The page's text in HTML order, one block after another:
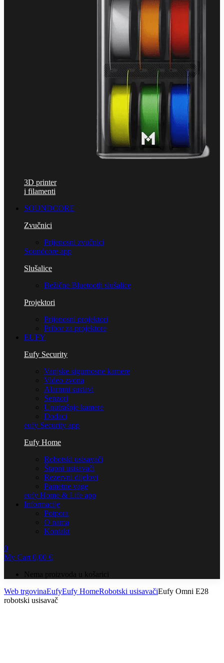
3D printer
i filamenti
SOUNDCORE
Zvučnici
Prijenosni zvučnici
Soundcore app
Slušalice
Bežične Bluetooth slušalice
Projektori
Prijenosni projektori
Pribor za projektore
EUFY
Eufy Security
Vanjske sigurnosne kamere
Video zvona
Alarmni sustavi
Senzori
Unutrašnje kamere
Dodaci
eufy Security app
Eufy Home
Robotski usisavači
Štapni usisavači
Rezervni dijelovi
Pametne vage
eufy Home & Life app
Informacije
Potpora
O nama
Kontakt
0
My Cart0,00 €
Nema proizvoda u košarici
Web trgovinaEufyEufy HomeRobotski usisavačiEufy Omni E28
robotski usisavač